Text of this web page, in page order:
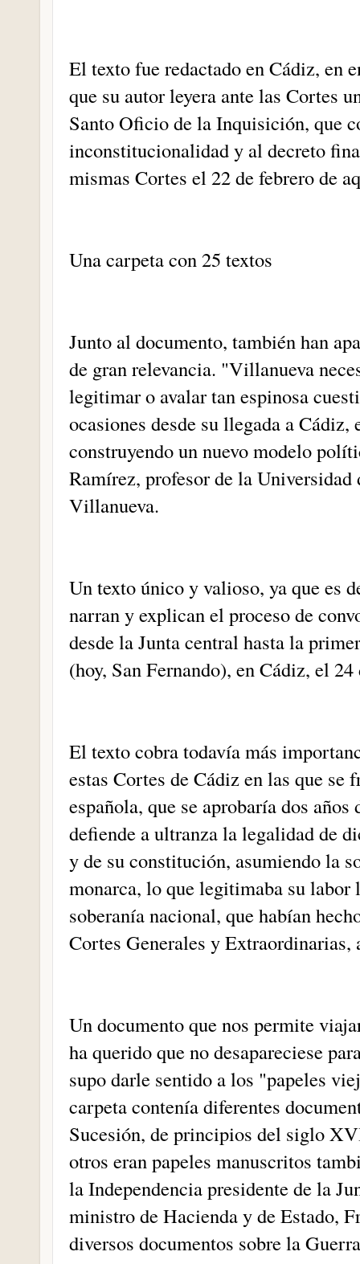
El texto fue redactado en Cádiz, en
que su autor leyera ante las Cortes
Santo Oficio de la Inquisición, que
inconstitucionalidad y al decreto
mismas Cortes el 22 de febrero de
Una carpeta con 25 textos
Junto al documento, también han
de gran relevancia. "Villanueva
legitimar o avalar tan espinosa
ocasiones desde su llegada a Cádiz,
construyendo un nuevo modelo
Ramírez, profesor de la
Villanueva.
Un texto único y valioso, ya que es
narran y explican el proceso de
desde la Junta central hasta la
(hoy, San Fernando), en Cádiz, el
El texto cobra todavía más
estas Cortes de Cádiz en las que
española, que se aprobaría dos
defiende a ultranza la legalidad de
y de su constitución, asumiendo la
monarca, lo que legitimaba su
soberanía nacional, que habían
Cortes Generales y Extraordinarias,
Un documento que nos permite
ha querido que no desapareciese
supo darle sentido a los "papeles
carpeta contenía diferentes
Sucesión, de principios del siglo
otros eran papeles manuscritos
la Independencia presidente de la
ministro de Hacienda y de Estado,
diversos documentos sobre la